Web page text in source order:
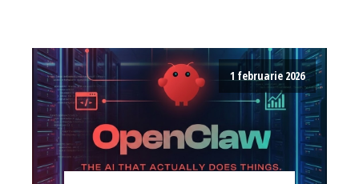
1 februarie 2026